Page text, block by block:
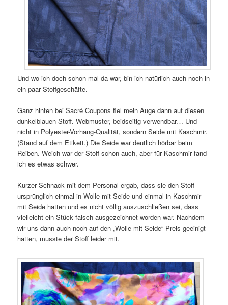
Und wo ich doch schon mal da war, bin ich natürlich auch noch in
ein paar Stoffgeschäfte.
Ganz hinten bei Sacré Coupons fiel mein Auge dann auf diesen
dunkelblauen Stoff. Webmuster, beidseitig verwendbar… Und
nicht in Polyester-Vorhang-Qualität, sondern Seide mit Kaschmir.
(Stand auf dem Etikett.) Die Seide war deutlich hörbar beim
Reiben. Weich war der Stoff schon auch, aber für Kaschmir fand
ich es etwas schwer.
Kurzer Schnack mit dem Personal ergab, dass sie den Stoff
ursprünglich einmal in Wolle mit Seide und einmal in Kaschmir
mit Seide hatten und es nicht völlig auszuschließen sei, dass
vielleicht ein Stück falsch ausgezeichnet worden war. Nachdem
wir uns dann auch noch auf den „Wolle mit Seide“ Preis geeinigt
hatten, musste der Stoff leider mit.